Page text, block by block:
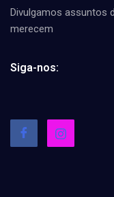
Divulgamos assuntos
merecem
Siga-nos: